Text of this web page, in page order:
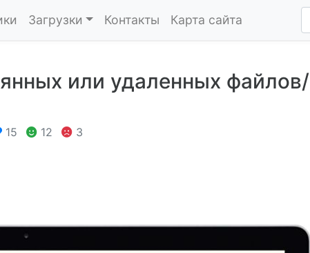
Загрузки Контакты Карта сайта
или удаленных файлов/
15 12 3